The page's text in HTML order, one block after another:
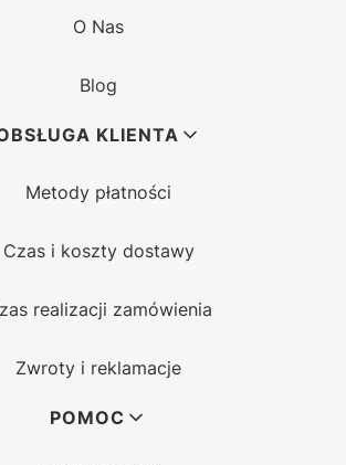
O Nas
Blog
KLIENTA
Metody płatności
Czas i koszty dostawy
realizacji zamówienia
Zwroty i reklamacje
POMOC